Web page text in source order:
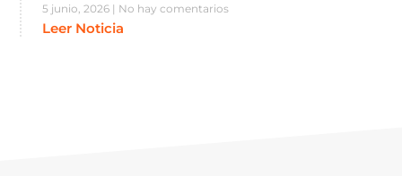
5 junio, 2026 No hay comentarios
Leer Noticia